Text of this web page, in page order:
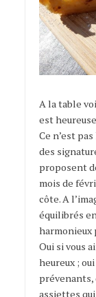
A la table
est
Ce n’est
des
proposent
mois de
côte. A
équilibrés
harmonieux
Oui si vous
heureux ;
prévenants,
assiettes